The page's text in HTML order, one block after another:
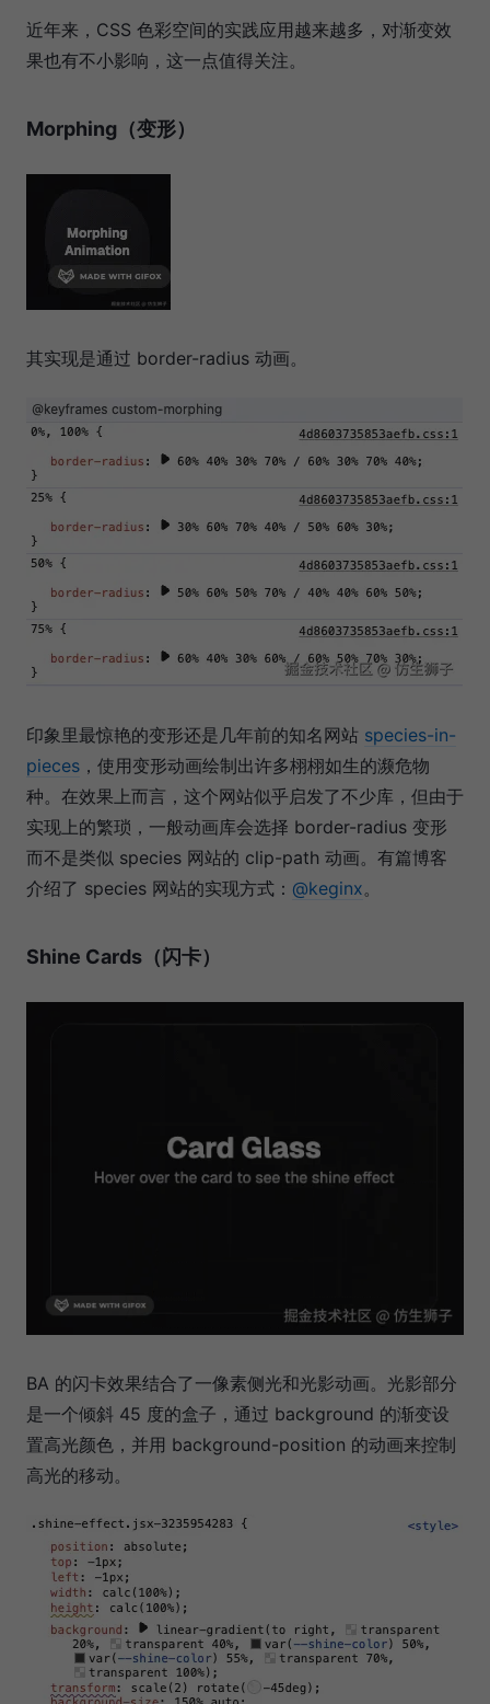
近年来，CSS 色彩空间的实践应用越来越多，对渐变效
果也有不小影响，这一点值得关注。
Morphing（变形）
其实现是通过 border-radius 动画。
印象里最惊艳的变形还是几年前的知名网站 species-in-
pieces ，使用变形动画绘制出许多栩栩如生的濒危物
种。在效果上而言，这个网站似乎启发了不少库，但由于
实现上的繁琐，一般动画库会选择 border-radius 变形
而不是类似 species 网站的 clip-path 动画。有篇博客
介绍了 species 网站的实现方式： @keginx。
Shine Cards（闪卡）
BA 的闪卡效果结合了一像素侧光和光影动画。光影部分
是一个倾斜 45 度的盒子，通过 background 的渐变设
置高光颜色，并用 background-position 的动画来控制
高光的移动。